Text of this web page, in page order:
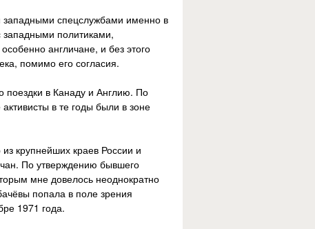
западными спецслужбами именно в
западными политиками,
англичане, и без этого
помимо его согласия.
поездки в Канаду и Англию. По
в те годы были в зоне
крупнейших краев России и
По утверждению бывшего
мне довелось неоднократно
попала в поле зрения
1971 года.